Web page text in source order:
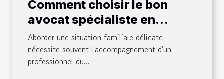
Comment choisir le bon
avocat spécialiste en
affaires familiales
Aborder une situation familiale délicate
nécessite souvent l'accompagnement d'un
professionnel du...